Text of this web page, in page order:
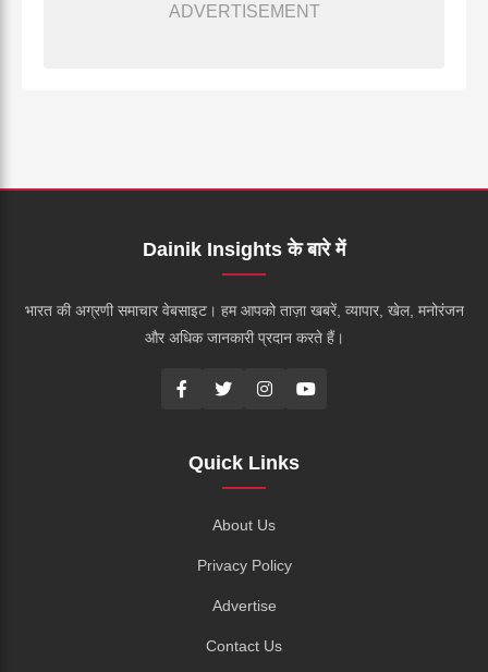
ADVERTISEMENT
Dainik Insights के बारे में
भारत की अग्रणी समाचार वेबसाइट। हम आपको ताज़ा खबरें, व्यापार, खेल, मनोरंजन
और अधिक जानकारी प्रदान करते हैं।
Quick Links
About Us
Privacy Policy
Advertise
Contact Us